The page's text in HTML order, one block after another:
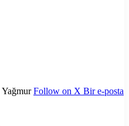
Follow on X Bir e-posta